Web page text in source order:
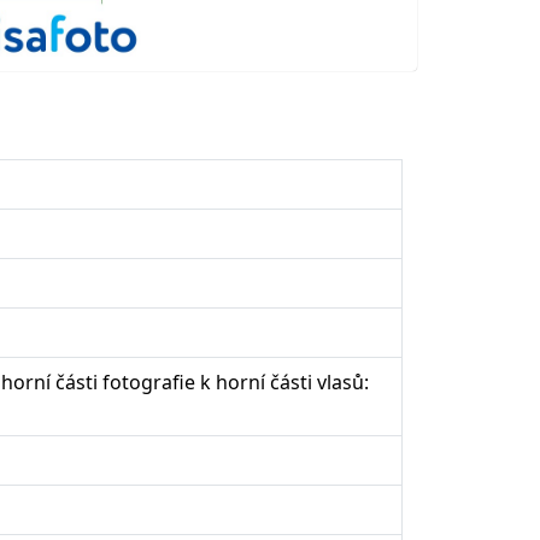
části fotografie k horní části vlasů: